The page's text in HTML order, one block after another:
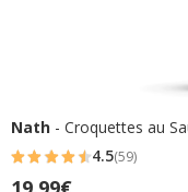
Nath - Croquettes au
4.5
4.5(59)
Prix